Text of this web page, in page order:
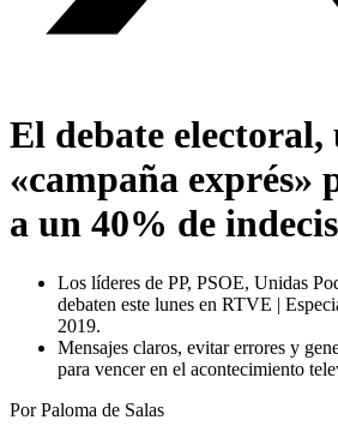
El debate electoral,
«campaña exprés»
a un 40% de
Los líderes de PP, PSOE, Unidas
debaten este lunes en RTVE |
2019.
Mensajes claros, evitar errores y
para vencer en el acontecimiento
Por Paloma de Salas